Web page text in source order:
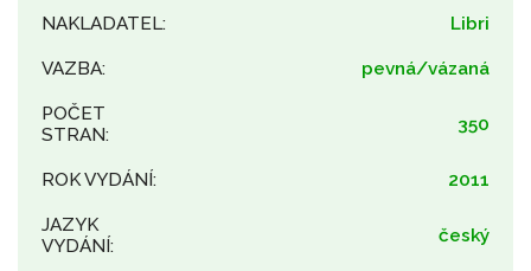
NAKLADATEL: Libri
VAZBA: pevná/vázaná
POČET
STRAN: 350
ROK VYDÁNÍ: 2011
JAZYK
VYDÁNÍ: český